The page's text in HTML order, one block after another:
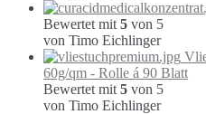
Bewertet mit 5 von 5
von Timo Eichlinger
60g/qm - Rolle á 90 Blatt
Bewertet mit 5 von 5
von Timo Eichlinger